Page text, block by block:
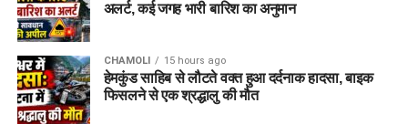
अलर्ट, कई जगह भारी बारिश का अनुमान
CHAMOLI 15 hours ago
हेमकुंड साहिब से लौटते वक्त हुआ दर्दनाक हादसा, बाइक
फिसलने से एक श्रद्धालु की मौत